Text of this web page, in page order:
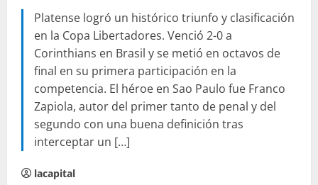
Platense logró un histórico triunfo y clasificación
en la Copa Libertadores. Venció 2-0 a
Corinthians en Brasil y se metió en octavos de
final en su primera participación en la
competencia. El héroe en Sao Paulo fue Franco
Zapiola, autor del primer tanto de penal y del
segundo con una buena definición tras
interceptar un […]
lacapital